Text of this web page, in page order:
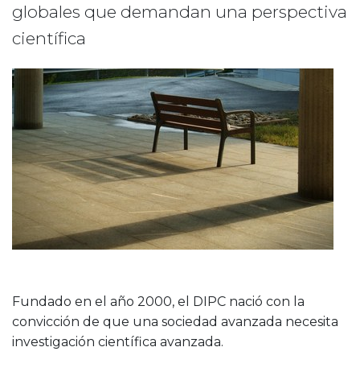
globales que demandan una perspectiva
científica
Fundado en el año 2000, el DIPC nació con la
convicción de que una sociedad avanzada necesita
investigación científica avanzada.